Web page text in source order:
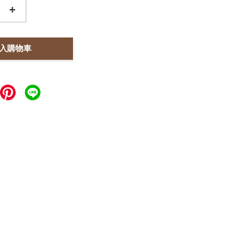
+
購物車